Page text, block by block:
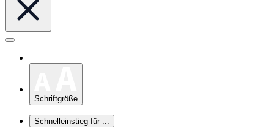
Schriftgröße
Schnelleinstieg für ...